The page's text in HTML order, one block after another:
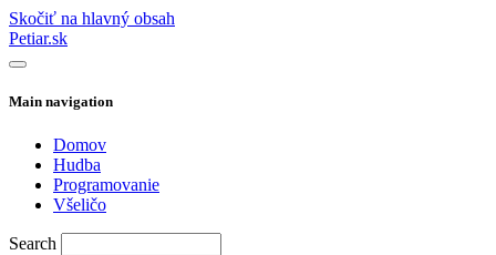
Skočiť na hlavný obsah
Petiar.sk
Main navigation
Domov
Hudba
Programovanie
Všeličo
Search